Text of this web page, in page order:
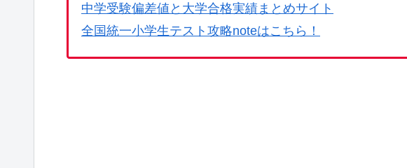
中学受験偏差値と大学合格実績まとめサイト
全国統一小学生テスト攻略noteはこちら！